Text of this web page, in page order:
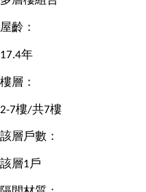
屋齡：
17.4年
樓層：
2-7樓/共7樓
該層戶數：
該層1戶